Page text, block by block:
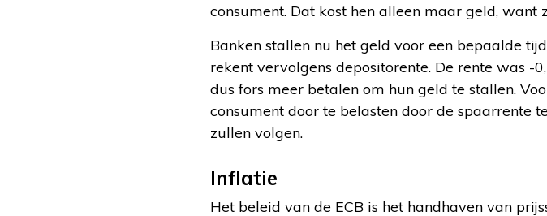
consument. Dat kost hen alleen maar geld, want
Banken stallen nu het geld voor een bepaalde
rekent vervolgens depositorente. De rente was -
dus fors meer betalen om hun geld te stallen.
consument door te belasten door de spaarrente
zullen volgen.
Inflatie
Het beleid van de ECB is het handhaven van